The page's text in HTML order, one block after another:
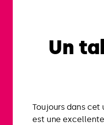
Un
Toujours dans
est une